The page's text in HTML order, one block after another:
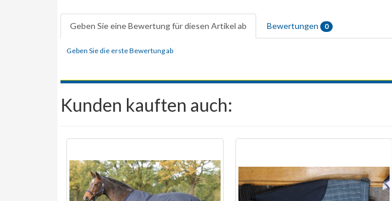
Geben Sie eine Bewertung für diesen Artikel ab Bewertungen 0
Geben Sie die erste Bewertung ab
Kunden kauften auch: